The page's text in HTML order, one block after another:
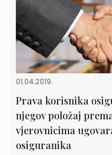
01.04.2019.
Prava korisnika
njegov položaj
vjerovnicima
osiguranika